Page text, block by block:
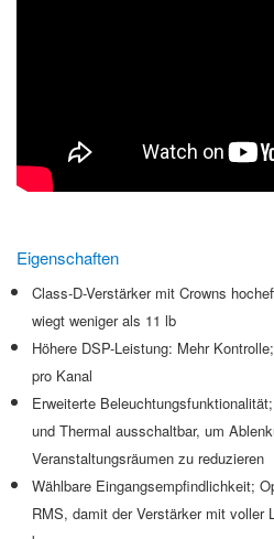
Eigenschaften
Class-D-Verstärker mit Crowns
wiegt weniger als 11 lb
Höhere DSP-Leistung: Mehr Kontrolle
pro Kanal
Erweiterte
und Thermal ausschaltbar, um
Veranstaltungsräumen zu reduzieren
Wählbare Eingangsempfindlichkeit;
RMS, damit der Verstärker mit voller